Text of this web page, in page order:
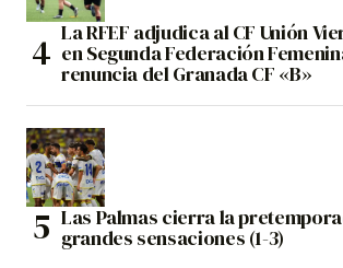
La RFEF adjudica al CF Unión
en Segunda Federación
renuncia del Granada CF «B»
Las Palmas cierra la
grandes sensaciones (1-3)